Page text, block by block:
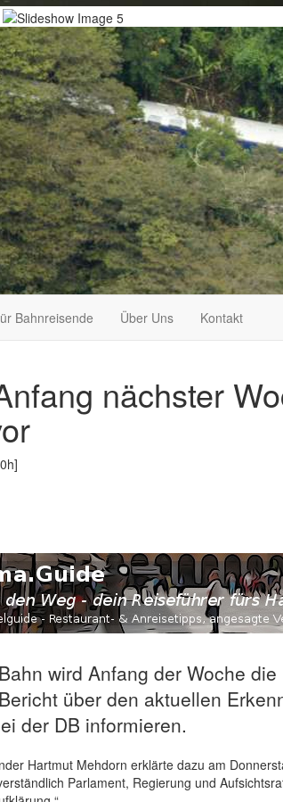
Bahnreisende Über Uns Kontakt
nächster
wird Anfang der Woche
über den aktuellen
der DB informieren.
Hartmut Mehdorn erklärte dazu am
Parlament, Regierung und